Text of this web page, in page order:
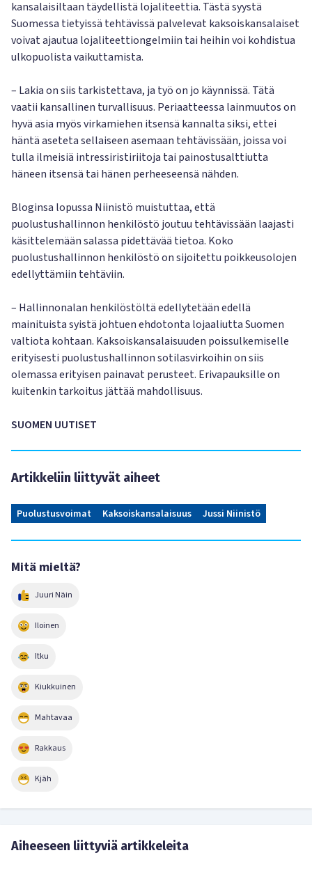
kansalaisiltaan täydellistä lojaliteettia. Tästä syystä
Suomessa tietyissä tehtävissä palvelevat kaksoiskansalaiset
voivat ajautua lojaliteettiongelmiin tai heihin voi kohdistua
ulkopuolista vaikuttamista.
– Lakia on siis tarkistettava, ja työ on jo käynnissä. Tätä
vaatii kansallinen turvallisuus. Periaatteessa lainmuutos on
hyvä asia myös virkamiehen itsensä kannalta siksi, ettei
häntä aseteta sellaiseen asemaan tehtävissään, joissa voi
tulla ilmeisiä intressiristiriitoja tai painostusalttiutta
häneen itsensä tai hänen perheeseensä nähden.
Bloginsa lopussa Niinistö muistuttaa, että
puolustushallinnon henkilöstö joutuu tehtävissään laajasti
käsittelemään salassa pidettävää tietoa. Koko
puolustushallinnon henkilöstö on sijoitettu poikkeusolojen
edellyttämiin tehtäviin.
– Hallinnonalan henkilöstöltä edellytetään edellä
mainituista syistä johtuen ehdotonta lojaaliutta Suomen
valtiota kohtaan. Kaksoiskansalaisuuden poissulkemiselle
erityisesti puolustushallinnon sotilasvirkoihin on siis
olemassa erityisen painavat perusteet. Erivapauksille on
kuitenkin tarkoitus jättää mahdollisuus.
SUOMEN UUTISET
Artikkeliin liittyvät aiheet
Puolustusvoimat Kaksoiskansalaisuus Jussi Niinistö
Mitä mieltä?
Juuri Näin
Iloinen
Itku
Kiukkuinen
Mahtavaa
Rakkaus
Kjäh
Aiheeseen liittyviä artikkeleita